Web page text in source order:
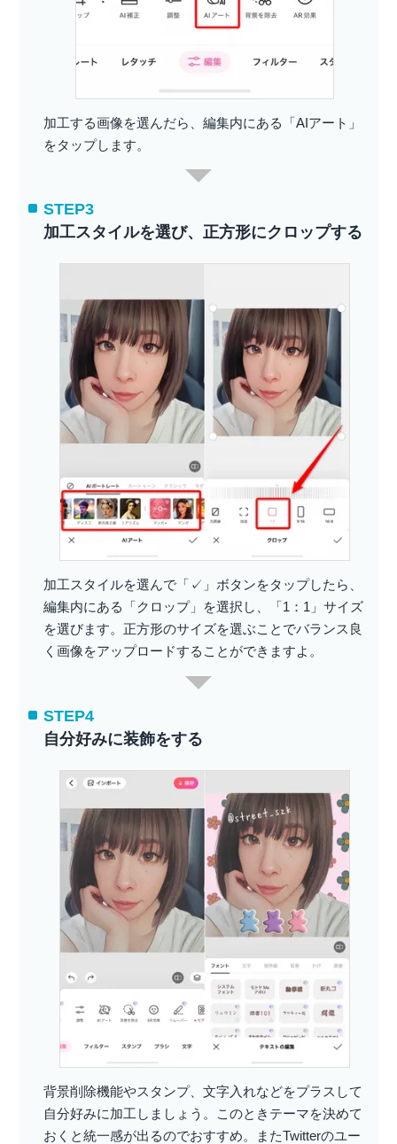
加工する画像を選んだら、編集内にある「AIアート」
をタップします。
STEP3
加工スタイルを選び、正方形にクロップする
加工スタイルを選んで「✓」ボタンをタップしたら、
編集内にある「クロップ」を選択し、「1：1」サイズ
を選びます。正方形のサイズを選ぶことでバランス良
く画像をアップロードすることができますよ。
STEP4
自分好みに装飾をする
背景削除機能やスタンプ、文字入れなどをプラスして
自分好みに加工しましょう。このときテーマを決めて
おくと統一感が出るのでおすすめ。またTwitterのユー